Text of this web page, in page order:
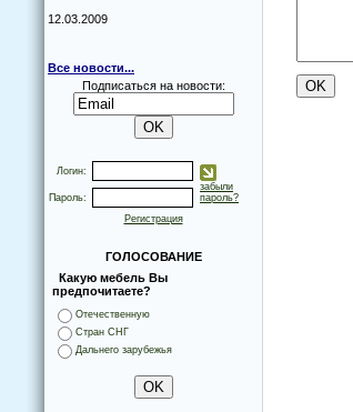
12.03.2009
Все новости...
Подписаться на новости:
Логин:
Пароль:
забыли
пароль?
Регистрация
ГОЛОСОВАНИЕ
Какую мебель Вы
предпочитаете?
Отечественную
Стран СНГ
Дальнего зарубежья